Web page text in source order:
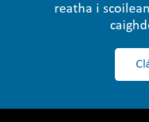
reatha i